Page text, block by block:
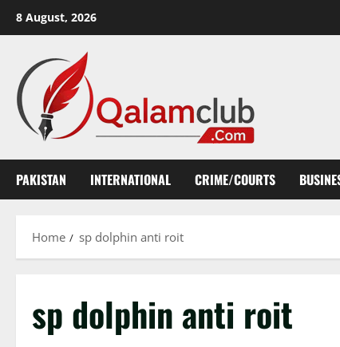
8 August, 2026
PAKISTAN INTERNATIONAL CRIME/COURTS
Home sp dolphin anti roit
sp dolphin anti roit